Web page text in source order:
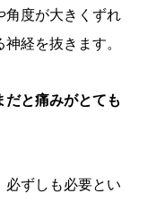
角度が大きくずれ
経を抜きます。
と痛みがとても
ずしも必要とい